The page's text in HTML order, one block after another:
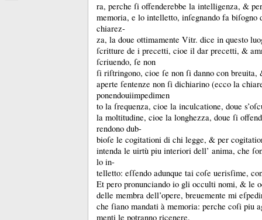
ra, perche ſi offenderebbe la intelligenza, &
memoria, e lo intelletto, inſegnando fa
chiarez-
za, la doue ottimamente Vitr. dice in questo
ſcritture de i precetti, cioe il dar precetti, &
ſcriuendo, ſe non
ſi riſtringono, cioe ſe non ſi danno con
aperte ſentenze non ſi dichiarino (ecco la
ponendouiimpedimen
to la ſrequenza, cioe la inculcatione, doue
la moltitudine, cioe la longhezza, doue ſi
rendono dub-
bioſe le cogitationi di chi legge, & per
intenda le uirtù piu interiori dell’ anima, che
lo in-
telletto: eſſendo adunque tai coſe uerisſime,
Et pero pronunciando io gli occulti nomi, & le
delle membra dell’opere, breuemente mi
che ſiano mandati à memoria: perche coſi piu
menti le potranno ricenere.